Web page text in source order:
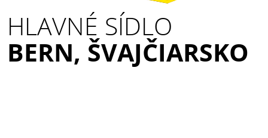
HLAVNÉ SÍDLO
BERN, ŠVAJČIARSKO